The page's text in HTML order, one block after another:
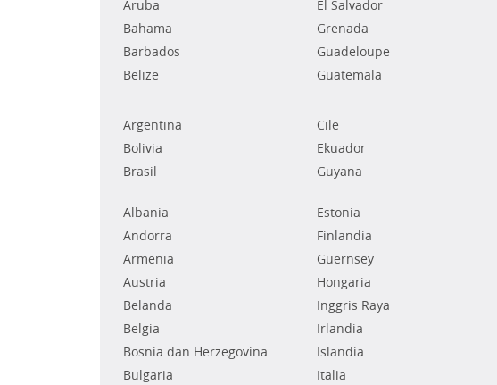
Aruba
Bahama
Barbados
Belize
El Salvador
Grenada
Guadeloupe
Guatemala
Argentina
Bolivia
Brasil
Cile
Ekuador
Guyana
Albania
Andorra
Armenia
Austria
Belanda
Belgia
Bosnia dan Herzegovina
Bulgaria
Estonia
Finlandia
Guernsey
Hongaria
Inggris Raya
Irlandia
Islandia
Italia